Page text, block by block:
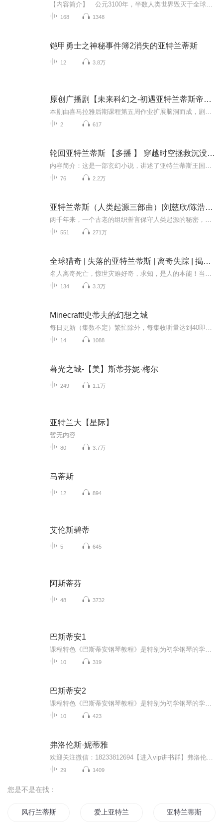
168 1348
铠甲勇士之神秘事件簿2消失的亚特兰蒂斯
12 3.8万
原创广播剧【未来科幻之-初遇亚特兰蒂斯帝国】
2 617
轮回亚特兰蒂斯 【多播 】 穿越时空拯救沉没的文明
76 2.2万
亚特兰蒂斯（人类起源三部曲）|刘慈欣/陈浩基力荐科幻巨作
551 271万
全球猎奇 | 失落的亚特兰蒂斯 | 离奇失踪 | 揭秘超自然
134 3.3万
Minecraft!史蒂夫的幻想之城
14 1088
暮光之城-【美】斯蒂芬妮·梅尔
249 1.1万
亚特兰大【星际】
暂无内容
80 3.7万
马蒂斯
12 894
艾伦斯碧蒂
5 645
阿斯蒂芬
48 3732
巴斯蒂安1
10 319
巴斯蒂安2
10 423
弗洛伦斯·妮蒂雅
29 1409
您是不是在找：
风行兰蒂斯 爱上亚特兰蒂斯 亚特兰蒂斯